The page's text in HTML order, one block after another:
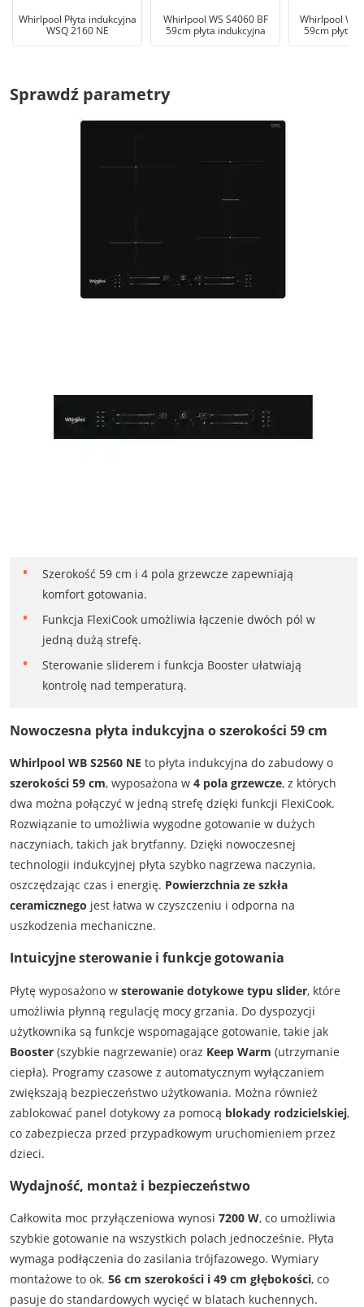
Whirlpool Płyta indukcyjna
WSQ 2160 NE
Whirlpool WS S4060 BF
59cm płyta indukcyjna
Whirlpool WS
59cm płyta
Sprawdź parametry
Szerokość 59 cm i 4 pola grzewcze zapewniają
komfort gotowania.
Funkcja FlexiCook umożliwia łączenie dwóch pól w
jedną dużą strefę.
Sterowanie sliderem i funkcja Booster ułatwiają
kontrolę nad temperaturą.
Nowoczesna płyta indukcyjna o szerokości 59 cm
Whirlpool WB S2560 NE to płyta indukcyjna do zabudowy o
szerokości 59 cm, wyposażona w 4 pola grzewcze, z których
dwa można połączyć w jedną strefę dzięki funkcji FlexiCook.
Rozwiązanie to umożliwia wygodne gotowanie w dużych
naczyniach, takich jak brytfanny. Dzięki nowoczesnej
technologii indukcyjnej płyta szybko nagrzewa naczynia,
oszczędzając czas i energię. Powierzchnia ze szkła
ceramicznego jest łatwa w czyszczeniu i odporna na
uszkodzenia mechaniczne.
Intuicyjne sterowanie i funkcje gotowania
Płytę wyposażono w sterowanie dotykowe typu slider, które
umożliwia płynną regulację mocy grzania. Do dyspozycji
użytkownika są funkcje wspomagające gotowanie, takie jak
Booster(szybkie nagrzewanie) oraz Keep Warm (utrzymanie
ciepła). Programy czasowe z automatycznym wyłączaniem
zwiększają bezpieczeństwo użytkowania. Można również
zablokować panel dotykowy za pomocą blokady rodzicielskiej,
co zabezpiecza przed przypadkowym uruchomieniem przez
dzieci.
Wydajność, montaż i bezpieczeństwo
Całkowita moc przyłączeniowa wynosi 7200 W, co umożliwia
szybkie gotowanie na wszystkich polach jednocześnie. Płyta
wymaga podłączenia do zasilania trójfazowego. Wymiary
montażowe to ok. 56 cm szerokości i 49 cm głębokości, co
pasuje do standardowych wycięć w blatach kuchennych.